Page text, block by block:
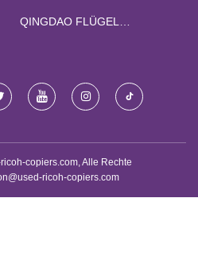
QINGDAO FLÜGEL
copiers.com, Alle Rechte
ricoh-copiers.com